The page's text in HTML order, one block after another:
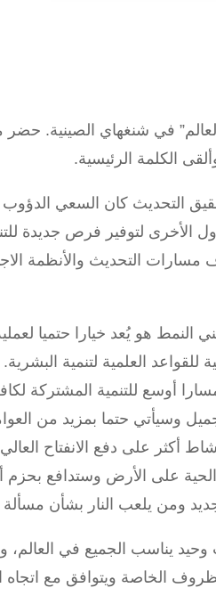
في شنغهاي الصينية.
الكلمة الرئيسية.
التحديث كان السعي
لتوفير فرص جديدة
مسارات التحديث والأنظمة
هو يُعد خيارا حتميا
للقواعد العلمية لتنمية
أوسع للتنمية المشتركة
وسيأتي حتما بمزيد من
أكثر على دفع الانفتاح
الحية على الأرض وستدافع
جديد ومن يلعب النار بشأن
يناسب الجميع في العالم،
الخاصة ويتوافق مع